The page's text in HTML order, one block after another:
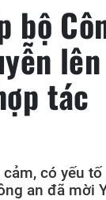
bộ
tác
có yếu
an đã mời